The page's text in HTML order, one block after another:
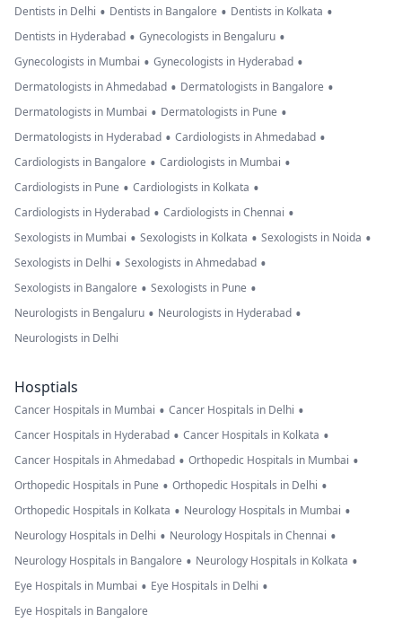
Dentists in Delhi • Dentists in Bangalore • Dentists in Kolkata •
Dentists in Hyderabad • Gynecologists in Bengaluru •
Gynecologists in Mumbai • Gynecologists in Hyderabad •
Dermatologists in Ahmedabad • Dermatologists in Bangalore •
Dermatologists in Mumbai • Dermatologists in Pune •
Dermatologists in Hyderabad • Cardiologists in Ahmedabad •
Cardiologists in Bangalore • Cardiologists in Mumbai •
Cardiologists in Pune • Cardiologists in Kolkata •
Cardiologists in Hyderabad • Cardiologists in Chennai •
Sexologists in Mumbai • Sexologists in Kolkata • Sexologists in Noida •
Sexologists in Delhi • Sexologists in Ahmedabad •
Sexologists in Bangalore • Sexologists in Pune •
Neurologists in Bengaluru • Neurologists in Hyderabad •
Neurologists in Delhi
Hosptials
Cancer Hospitals in Mumbai • Cancer Hospitals in Delhi •
Cancer Hospitals in Hyderabad • Cancer Hospitals in Kolkata •
Cancer Hospitals in Ahmedabad • Orthopedic Hospitals in Mumbai •
Orthopedic Hospitals in Pune • Orthopedic Hospitals in Delhi •
Orthopedic Hospitals in Kolkata • Neurology Hospitals in Mumbai •
Neurology Hospitals in Delhi • Neurology Hospitals in Chennai •
Neurology Hospitals in Bangalore • Neurology Hospitals in Kolkata •
Eye Hospitals in Mumbai • Eye Hospitals in Delhi •
Eye Hospitals in Bangalore